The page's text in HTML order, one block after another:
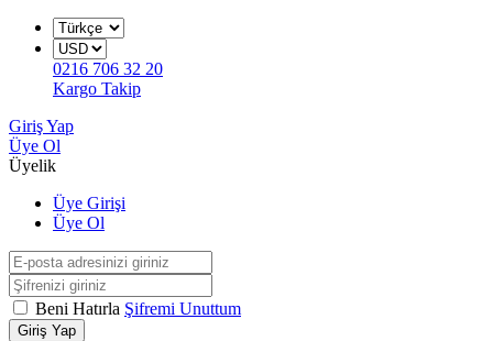
0216 706 32 20
Kargo Takip
Giriş Yap
Üye Ol
Üyelik
Üye Girişi
Üye Ol
Beni Hatırla Şifremi Unuttum
Giriş Yap